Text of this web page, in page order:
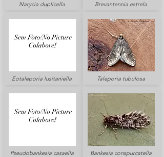
Narycia duplicella
Eotaleporia lusitaniella
Pseudobankesia casaella
Brevantennia estrela
Taleporia tubulosa
Bankesia conspurcatella